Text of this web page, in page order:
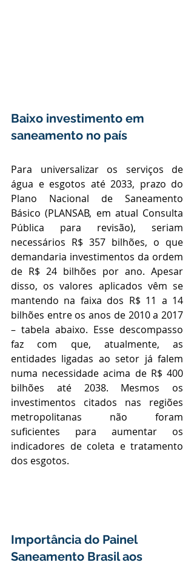
Baixo investimento em
saneamento no país
Para universalizar os serviços de
água e esgotos até 2033, prazo do
Plano Nacional de Saneamento
Básico (PLANSAB, em atual Consulta
Pública para revisão), seriam
necessários R$ 357 bilhões, o que
demandaria investimentos da ordem
de R$ 24 bilhões por ano. Apesar
disso, os valores aplicados vêm se
mantendo na faixa dos R$ 11 a 14
bilhões entre os anos de 2010 a 2017
– tabela abaixo. Esse descompasso
faz com que, atualmente, as
entidades ligadas ao setor já falem
numa necessidade acima de R$ 400
bilhões até 2038. Mesmos os
investimentos citados nas regiões
metropolitanas não foram
suficientes para aumentar os
indicadores de coleta e tratamento
dos esgotos.
Importância do Painel
Saneamento Brasil aos